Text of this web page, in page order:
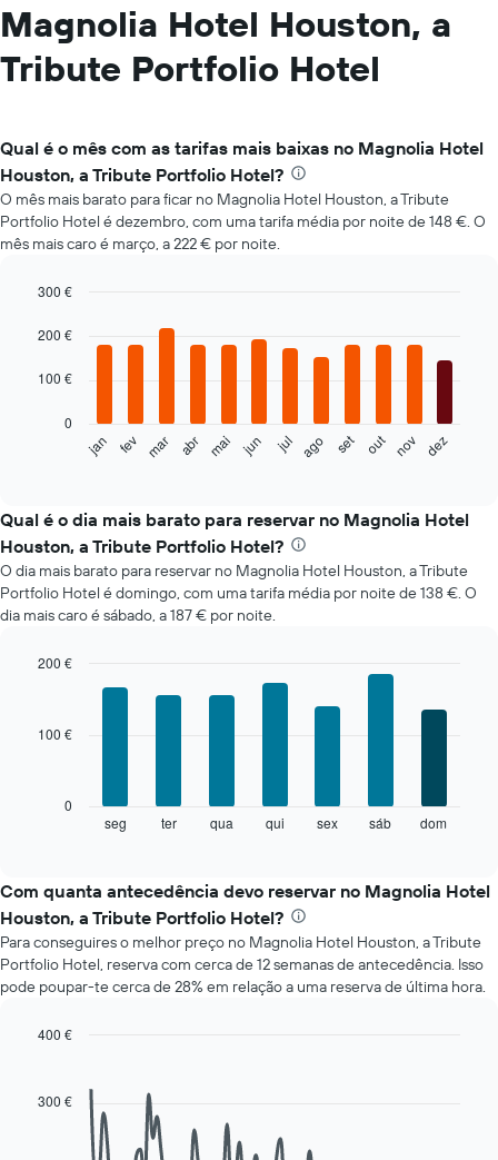
Magnolia Hotel Houston, a
Tribute Portfolio Hotel
Qual é o mês com as tarifas mais baixas no Magnolia Hotel
Houston, a Tribute Portfolio Hotel?
O mês mais barato para ficar no Magnolia Hotel Houston, a Tribute
Portfolio Hotel é dezembro, com uma tarifa média por noite de 148 €. O
mês mais caro é março, a 222 € por noite.
chart
bars.
o
preço
médio
de
um
quarto
cada
gráfico
apresenta
abcissa.
o
preço
médio
de
um
quarto
ordenada
graphic.
jan fev mar abr mai jun jul ago set out nov dez
0
100 €
200 €
300 €
Qual é o dia mais barato para reservar no Magnolia Hotel
Houston, a Tribute Portfolio Hotel?
O dia mais barato para reservar no Magnolia Hotel Houston, a Tribute
Portfolio Hotel é domingo, com uma tarifa média por noite de 138 €. O
dia mais caro é sábado, a 187 € por noite.
o
preço
médio
de
um
quarto
cada
semana
seg ter qua qui sex sáb dom
0
100 €
200 €
Com quanta antecedência devo reservar no Magnolia Hotel
Houston, a Tribute Portfolio Hotel?
Para conseguires o melhor preço no Magnolia Hotel Houston, a Tribute
Portfolio Hotel, reserva com cerca de 12 semanas de antecedência. Isso
pode poupar-te cerca de 28% em relação a uma reserva de última hora.
with
90
300 €
400 €